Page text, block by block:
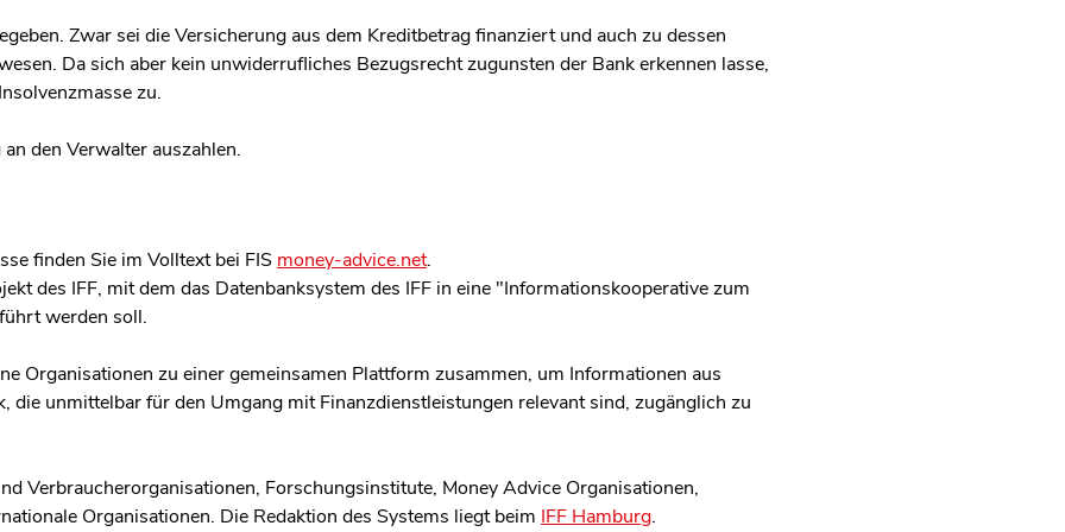
Zwar sei die Versicherung aus dem Kreditbetrag finanziert und auch zu dessen
Da sich aber kein unwiderrufliches Bezugsrecht zugunsten der Bank erkennen lasse,
zu.
den Verwalter auszahlen.
finden Sie im Volltext bei FIS money-advice.net.
des IFF, mit dem das Datenbanksystem des IFF in eine "Informationskooperative zum
werden soll.
Organisationen zu einer gemeinsamen Plattform zusammen, um Informationen aus
die unmittelbar für den Umgang mit Finanzdienstleistungen relevant sind, zugänglich zu
Verbraucherorganisationen, Forschungsinstitute, Money Advice Organisationen,
Organisationen. Die Redaktion des Systems liegt beim IFF Hamburg.